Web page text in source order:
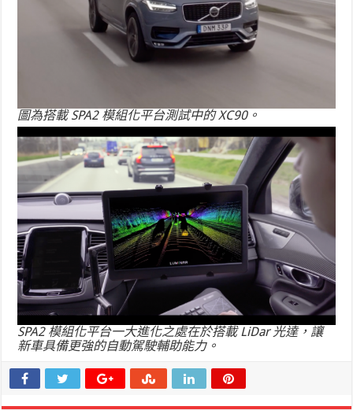
圖為搭載 SPA2 模組化平台測試中的 XC90。
SPA2 模組化平台一大進化之處在於搭載 LiDar 光達，讓
新車具備更強的自動駕駛輔助能力。